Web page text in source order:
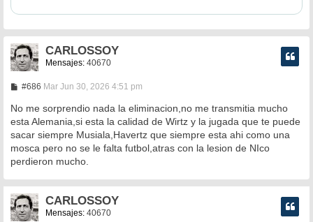
CARLOSSOY
Mensajes: 40670
#686M
n
a
j
e
Mar Jun 30, 2026 4:51 pm
No me sorprendio nada la eliminacion,no me transmitia mucho
esta Alemania,si esta la calidad de Wirtz y la jugada que te puede
sacar siempre Musiala,Havertz que siempre esta ahi como una
mosca pero no se le falta futbol,atras con la lesion de NIco
perdieron mucho.
CARLOSSOY
Mensajes: 40670